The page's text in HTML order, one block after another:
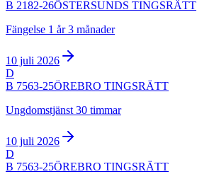
B 2182-26ÖSTERSUNDS TINGSRÄTT
Fängelse 1 år 3 månader
10 juli 2026
D
B 7563-25ÖREBRO TINGSRÄTT
Ungdomstjänst 30 timmar
10 juli 2026
D
B 7563-25ÖREBRO TINGSRÄTT